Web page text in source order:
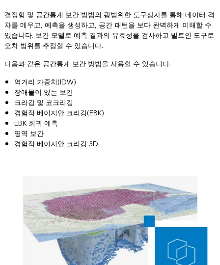
결정형 및 공간통계 보간 방법의 광범위한 도구상자를 통해 데이터 격
차를 메우고, 예측을 생성하고, 공간 패턴을 보다 완벽하게 이해할 수
있습니다. 보간 모델로 예측 결과의 유효성을 검사하고 빌트인 도구로
오차 범위를 추정할 수 있습니다.
다음과 같은 공간통계 보간 방법을 사용할 수 있습니다.
역거리 가중치(IDW)
장애물이 있는 보간
크리깅 및 코크리깅
경험적 베이지안 크리깅(EBK)
EBK 회귀 예측
영역 보간
경험적 베이지안 크리깅 3D